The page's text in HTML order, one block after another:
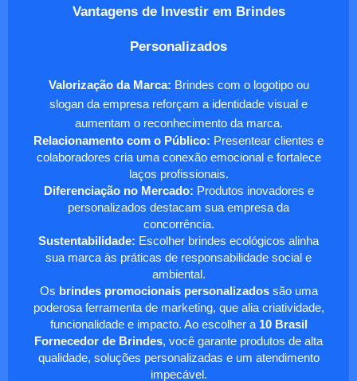
Vantagens de Investir em Brindes
Personalizados
Valorização da Marca: Brindes com o logotipo ou
slogan da empresa reforçam a identidade visual e
aumentam o reconhecimento da marca.
Relacionamento com o Público: Presentear clientes e
colaboradores cria uma conexão emocional e fortalece
laços profissionais.
Diferenciação no Mercado: Produtos inovadores e
personalizados destacam sua empresa da
concorrência.
Sustentabilidade: Escolher brindes ecológicos alinha
sua marca às práticas de responsabilidade social e
ambiental.
Os brindes promocionais personalizadossão uma
poderosa ferramenta de marketing, que alia criatividade,
funcionalidade e impacto. Ao escolher a 10 Brasil
Fornecedor de Brindes, você garante produtos de alta
qualidade, soluções personalizadas e um atendimento
impecável.